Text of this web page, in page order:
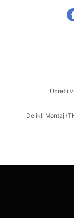
Ücretli
Delikli Montaj